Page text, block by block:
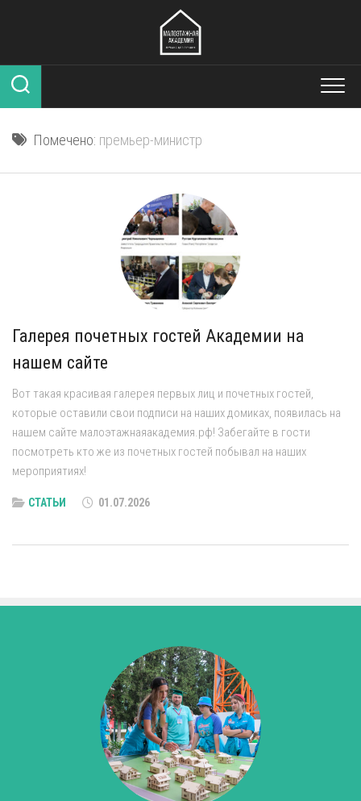
Помечено: премьер-министр
Галерея почетных гостей Академии на
нашем сайте
Вот такая красивая галерея первых лиц и почетных гостей,
которые оставили свои подписи на наших домиках, появилась на
нашем сайте малоэтажнаяакадемия.рф! Забегайте в гости
посмотреть кто же из почетных гостей побывал на наших
мероприятиях!
СТАТЬИ 01.07.2026